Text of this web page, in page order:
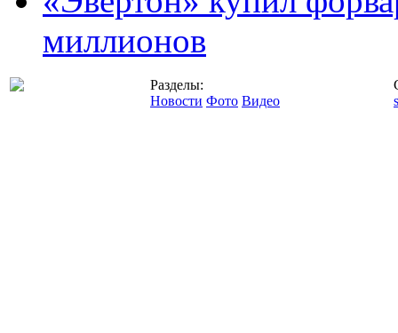
миллионов
Разделы:
Новости Фото Видео